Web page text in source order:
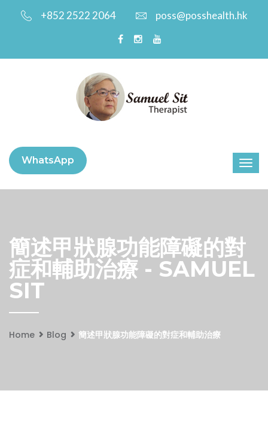
+852 2522 2064 poss@posshealth.hk
WhatsApp
簡述甲狀腺功能障礙的對
症和輔助治療 - SAMUEL
SIT
Home Blog 簡述甲狀腺功能障礙的對症和輔助治療